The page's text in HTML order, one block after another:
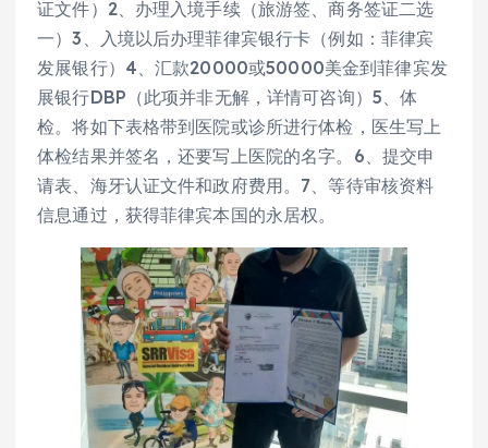
证文件）2、办理入境手续（旅游签、商务签证二选
一）3、入境以后办理菲律宾银行卡（例如：菲律宾
发展银行）4、汇款20000或50000美金到菲律宾发
展银行DBP（此项并非无解，详情可咨询）5、体
检。将如下表格带到医院或诊所进行体检，医生写上
体检结果并签名，还要写上医院的名字。6、提交申
请表、海牙认证文件和政府费用。7、等待审核资料
信息通过，获得菲律宾本国的永居权。